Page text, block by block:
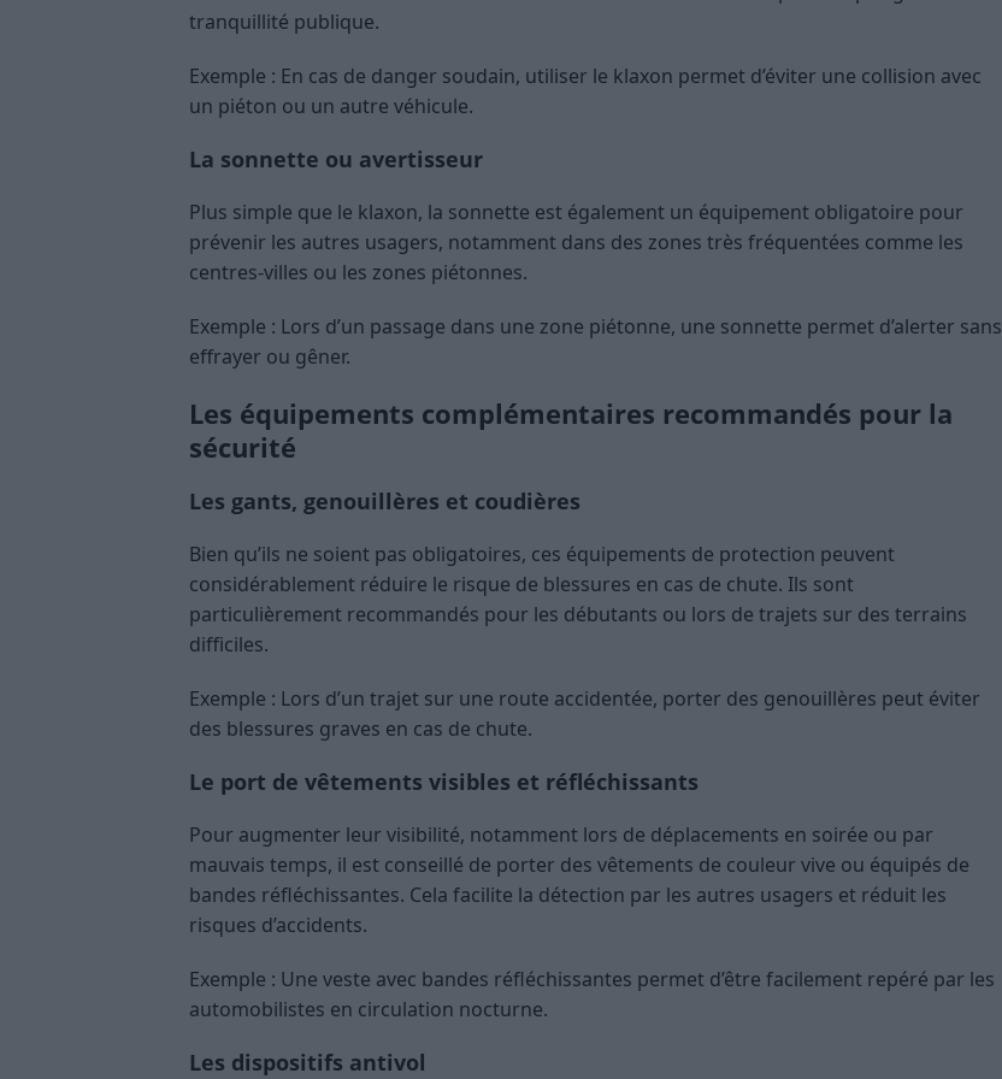
tranquillité publique.
Exemple : En cas de danger soudain, utiliser le klaxon permet d’éviter une collision avec
un piéton ou un autre véhicule.
La sonnette ou avertisseur
Plus simple que le klaxon, la sonnette est également un équipement obligatoire pour
prévenir les autres usagers, notamment dans des zones très fréquentées comme les
centres-villes ou les zones piétonnes.
Exemple : Lors d’un passage dans une zone piétonne, une sonnette permet d’alerter sans
effrayer ou gêner.
Les équipements complémentaires recommandés pour la
sécurité
Les gants, genouillères et coudières
Bien qu’ils ne soient pas obligatoires, ces équipements de protection peuvent
considérablement réduire le risque de blessures en cas de chute. Ils sont
particulièrement recommandés pour les débutants ou lors de trajets sur des terrains
difficiles.
Exemple : Lors d’un trajet sur une route accidentée, porter des genouillères peut éviter
des blessures graves en cas de chute.
Le port de vêtements visibles et réfléchissants
Pour augmenter leur visibilité, notamment lors de déplacements en soirée ou par
mauvais temps, il est conseillé de porter des vêtements de couleur vive ou équipés de
bandes réfléchissantes. Cela facilite la détection par les autres usagers et réduit les
risques d’accidents.
Exemple : Une veste avec bandes réfléchissantes permet d’être facilement repéré par les
automobilistes en circulation nocturne.
Les dispositifs antivol